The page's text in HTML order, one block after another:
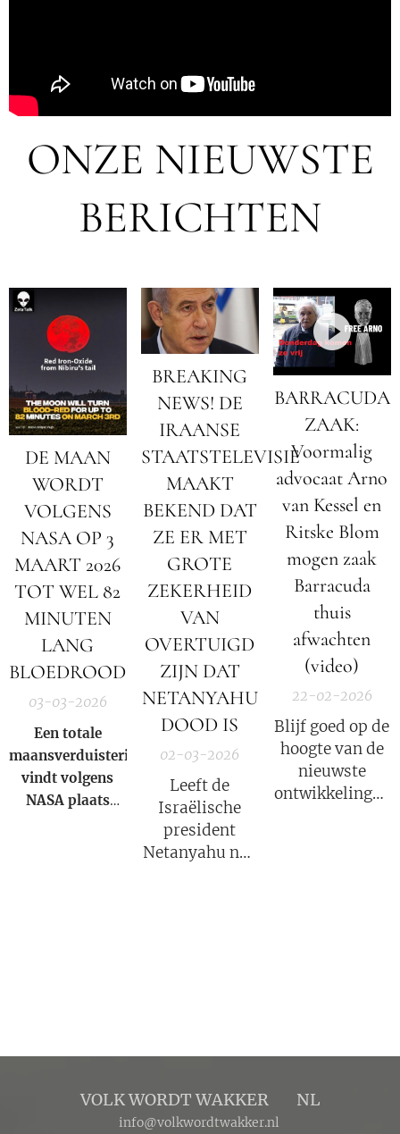
ONZE NIEUWSTE
BERICHTEN
DE MAAN
WORDT
VOLGENS
NASA OP 3
MAART 2026
TOT WEL 82
MINUTEN
LANG
BLOEDROOD
03-03-2026
Een totale
maansverduistering
vindt volgens
NASA plaats
waardoor
BREAKING
NEWS! DE
IRAANSE
STAATSTELEVISIE
MAAKT
BEKEND DAT
ZE ER MET
GROTE
ZEKERHEID
VAN
OVERTUIGD
ZIJN DAT
NETANYAHU
DOOD IS
02-03-2026
Leeft de
Israëlische
president
Netanyahu nog
BARRACUDA
ZAAK:
Voormalig
advocaat Arno
van Kessel en
Ritske Blom
mogen zaak
Barracuda
thuis
afwachten
(video)
22-02-2026
Blijf goed op de
hoogte van de
nieuwste
ontwikkelingen
VOLK WORDT WAKKER 🔴 NL
info@volkwordtwakker.nl